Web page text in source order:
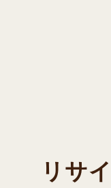
リサ